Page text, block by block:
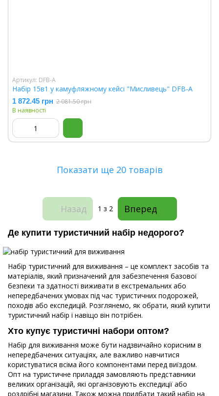
Де купити туристичний набір недорого?
Набір туристичний для виживання – це комплект засобів та
матеріалів, який призначений для забезпечення базової
безпеки та здатності виживати в екстремальних або
непередбачених умовах під час туристичних подорожей,
походів або експедицій. Розглянемо, як обрати, який купити
туристичний набір і навіщо він потрібен.
Хто купує туристичні набори оптом?
Набір для виживання може бути надзвичайно корисним в
непередбачених ситуаціях, але важливо навчитися
користуватися всіма його компонентами перед виїздом.
Опт на туристичне приладдя замовляють представники
великих організацій, які організовують експедиції або
роздрібні магазини. Також можна придбати такий набір на
Артикул: DFB-A
Набір 15в1 у камуфляжному кейсі "Мисливець" DFB-A
1 872.45 грн 2 081.50 грн
В наявності
Показати ще 20 товарів
Назад 1 з 2 Вперед